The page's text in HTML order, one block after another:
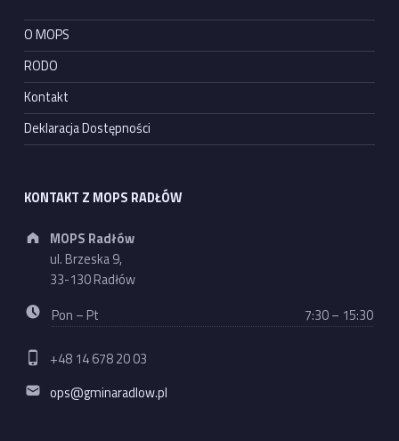
O MOPS
RODO
Kontakt
Deklaracja Dostępności
KONTAKT Z MOPS RADŁÓW
Address:
MOPS Radłów
ul. Brzeska 9,
33-130 Radłów
Business hours:
Pon – Pt 7:30 – 15:30
Phone number:
+48 14 678 20 03
Email address:
ops@gminaradlow.pl